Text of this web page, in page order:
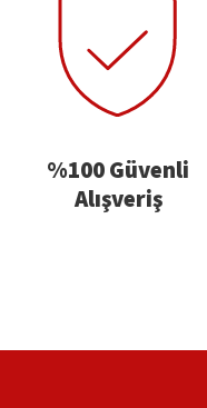
%100 Güvenli
Alışveriş